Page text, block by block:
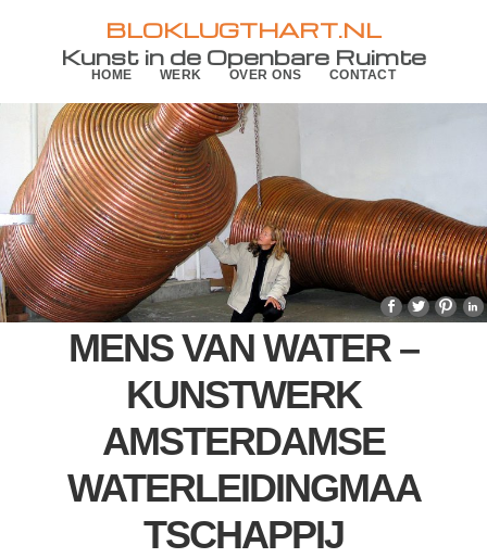
navigation
content
BLOKLUGTHART.NL
Kunst in de Openbare Ruimte
HOME WERK OVER ONS CONTACT
MENS VAN WATER –
KUNSTWERK
AMSTERDAMSE
WATERLEIDINGMAA
TSCHAPPIJ